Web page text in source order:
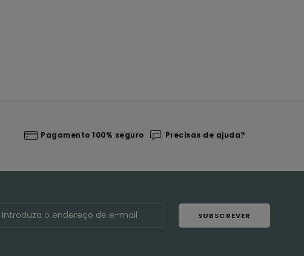
Pagamento 100% seguro Precisas de ajuda?
SUBSCREVER